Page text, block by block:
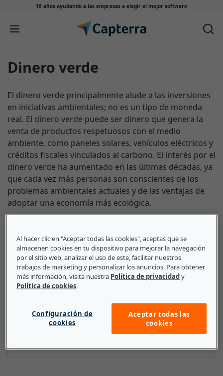
18 años ayudando a las empresas a elegir el mejor software
Ir directamente al contenido
Dinero verde
El dinero verde principalmente alude a las inversiones
en iniciativas ambientales; no es un tipo de moneda
real. El dinero verde puede ser dinero que genera la
venta de productos respetuosos con el medio
ambiente, como paneles solares, vehículos eléctricos y
créditos fiscales vinculados al carbono. El interés por el
dinero verde ha aumentado en las últimas décadas, ya
que cada vez más personas son conscientes de los
problemas ambientales actuales y de las ventajas de
adoptar una economía más ecológica.
Lo que deben saber las pequeñas
y medianas empresas sobre
Dinero verde
Las pymes están en una posición favorable para
aprovechar el repunte del dinero verde. Para ello,
pueden vender productos o servicios ecológicos o
Al hacer clic en "Aceptar todas las cookies", aceptas que se
almacenen cookies en tu dispositivo para mejorar la navegación
por el sitio web, analizar el uso de este, facilitar nuestros
trabajos de marketing y personalizar los anuncios. Para obtener
más información, visita nuestra Política de privacidady
Política de cookies.
Configuración de
cookies
Aceptar todas las
cookies